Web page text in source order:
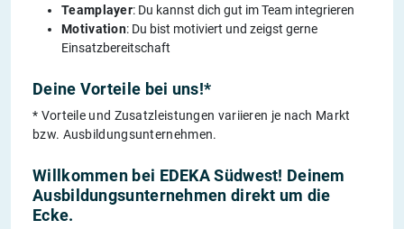
Teamplayer: Du kannst dich gut im Team integrieren
Motivation: Du bist motiviert und zeigst gerne
Einsatzbereitschaft
Deine Vorteile bei uns!*
* Vorteile und Zusatzleistungen variieren je nach Markt
bzw. Ausbildungsunternehmen.
Willkommen bei EDEKA Südwest! Deinem
Ausbildungsunternehmen direkt um die
Ecke.